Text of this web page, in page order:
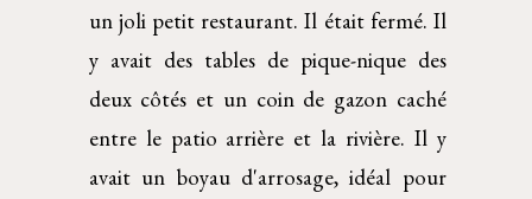
un joli petit restaurant. Il était fermé. Il
y avait des tables de pique-nique des
deux côtés et un coin de gazon caché
entre le patio arrière et la rivière. Il y
avait un boyau d'arrosage, idéal pour